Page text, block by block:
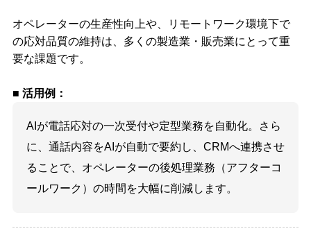
オペレーターの生産性向上や、リモートワーク環境下で
の応対品質の維持は、多くの製造業・販売業にとって重
要な課題です。
■ 活用例：
AIが電話応対の一次受付や定型業務を自動化。さら
に、通話内容をAIが自動で要約し、CRMへ連携させ
ることで、オペレーターの後処理業務（アフターコ
ールワーク）の時間を大幅に削減します。